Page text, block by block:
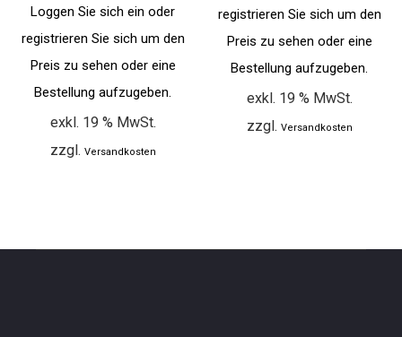
Loggen Sie sich ein oder
registrieren Sie sich um den
Preis zu sehen oder eine
Bestellung aufzugeben.
exkl. 19 % MwSt.
zzgl. Versandkosten
registrieren Sie sich um den
Preis zu sehen oder eine
Bestellung aufzugeben.
exkl. 19 % MwSt.
zzgl. Versandkosten